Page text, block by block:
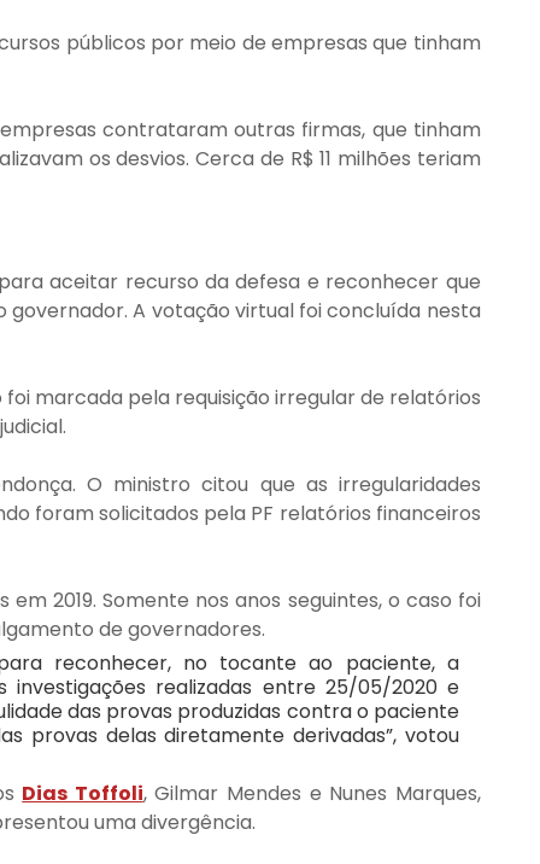
públicos por meio de empresas que tinham
contrataram outras firmas, que tinham
os desvios. Cerca de R$ 11 milhões teriam
aceitar recurso da defesa e reconhecer que
A votação virtual foi concluída nesta
marcada pela requisição irregular de relatórios
O ministro citou que as irregularidades
foram solicitados pela PF relatórios financeiros
2019. Somente nos anos seguintes, o caso foi
de governadores.
reconhecer, no tocante ao paciente, a
realizadas entre 25/05/2020 e
das provas produzidas contra o paciente
provas delas diretamente derivadas”, votou
Dias Toffoli, Gilmar Mendes e Nunes Marques,
uma divergência.